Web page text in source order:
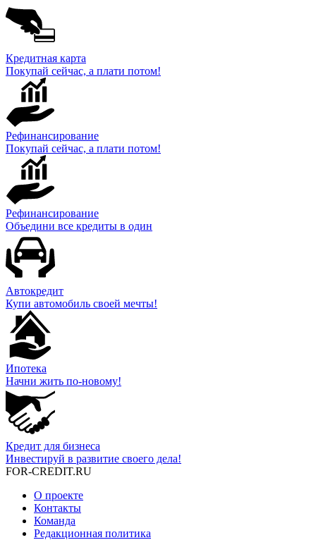
Кредитная карта
Покупай сейчас, а плати потом!
Рефинансирование
Покупай сейчас, а плати потом!
Рефинансирование
Объедини все кредиты в один
Автокредит
Купи автомобиль своей мечты!
Ипотека
Начни жить по-новому!
Кредит для бизнеса
Инвестируй в развитие своего дела!
FOR-CREDIT.RU
О проекте
Контакты
Команда
Редакционная политика